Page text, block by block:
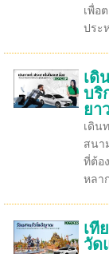
เพื่อ
ประ
เดิ
บริ
ยา
เดิน
สนา
ที่ต้อ
หลา
เที่
วัด